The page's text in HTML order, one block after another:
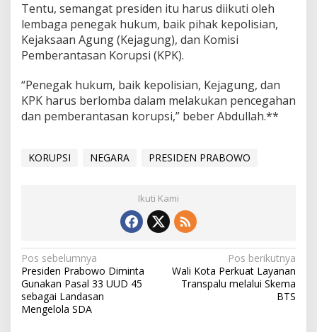
Tentu, semangat presiden itu harus diikuti oleh
lembaga penegak hukum, baik pihak kepolisian,
Kejaksaan Agung (Kejagung), dan Komisi
Pemberantasan Korupsi (KPK).
“Penegak hukum, baik kepolisian, Kejagung, dan
KPK harus berlomba dalam melakukan pencegahan
dan pemberantasan korupsi,” beber Abdullah.**
KORUPSI NEGARA PRESIDEN PRABOWO
Ikuti Kami
Navigasi
pos
Pos sebelumnya
Presiden Prabowo Diminta
Gunakan Pasal 33 UUD 45
sebagai Landasan
Mengelola SDA
Pos berikutnya
Wali Kota Perkuat Layanan
Transpalu melalui Skema
BTS